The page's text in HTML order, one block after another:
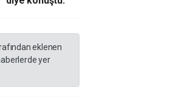
eklenen
yer